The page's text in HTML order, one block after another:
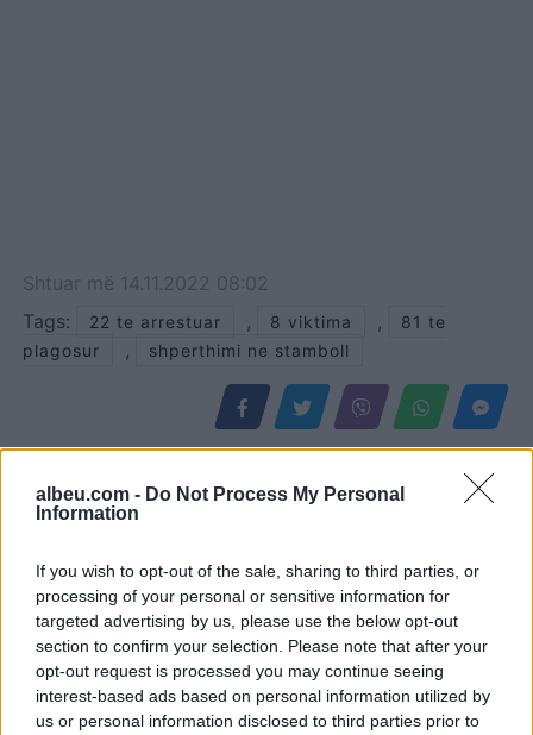
albeu.com - Do Not Process My Personal
Information
If you wish to opt-out of the sale, sharing to third parties, or
processing of your personal or sensitive information for
targeted advertising by us, please use the below opt-out
section to confirm your selection. Please note that after your
opt-out request is processed you may continue seeing
interest-based ads based on personal information utilized by
us or personal information disclosed to third parties prior to
Shtuar më 14.11.2022 08:02
Tags:
22 te arrestuar , 8 viktima ,
81 te
plagosur
, shperthimi ne stamboll
Video/ Tragjedi në Ceuta, i
riu që po tentonte të
Përhapja e virusit të Nilit
Perëndimor ngre